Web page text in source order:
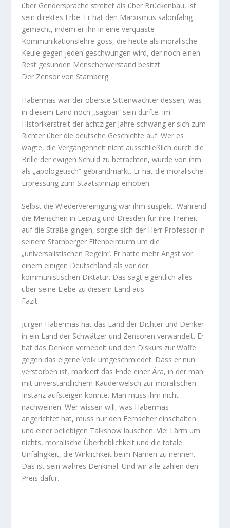
über Gendersprache streitet als über Brückenbau, ist
sein direktes Erbe. Er hat den Marxismus salonfähig
gemacht, indem er ihn in eine verquaste
Kommunikationslehre goss, die heute als moralische
Keule gegen jeden geschwungen wird, der noch einen
Rest gesunden Menschenverstand besitzt.
Der Zensor von Starnberg
Habermas war der oberste Sittenwächter dessen, was
in diesem Land noch „sagbar“ sein durfte. Im
Historikerstreit der achtziger Jahre schwang er sich zum
Richter über die deutsche Geschichte auf. Wer es
wagte, die Vergangenheit nicht ausschließlich durch die
Brille der ewigen Schuld zu betrachten, wurde von ihm
als „apologetisch“ gebrandmarkt. Er hat die moralische
Erpressung zum Staatsprinzip erhoben.
Selbst die Wiedervereinigung war ihm suspekt. Während
die Menschen in Leipzig und Dresden für ihre Freiheit
auf die Straße gingen, sorgte sich der Herr Professor in
seinem Starnberger Elfenbeinturm um die
„universalistischen Regeln“. Er hatte mehr Angst vor
einem einigen Deutschland als vor der
kommunistischen Diktatur. Das sagt eigentlich alles
über seine Liebe zu diesem Land aus.
Fazit
Jürgen Habermas hat das Land der Dichter und Denker
in ein Land der Schwätzer und Zensoren verwandelt. Er
hat das Denken vernebelt und den Diskurs zur Waffe
gegen das eigene Volk umgeschmiedet. Dass er nun
verstorben ist, markiert das Ende einer Ära, in der man
mit unverständlichem Kauderwelsch zur moralischen
Instanz aufsteigen konnte. Man muss ihm nicht
nachweinen. Wer wissen will, was Habermas
angerichtet hat, muss nur den Fernseher einschalten
und einer beliebigen Talkshow lauschen: Viel Lärm um
nichts, moralische Überheblichkeit und die totale
Unfähigkeit, die Wirklichkeit beim Namen zu nennen.
Das ist sein wahres Denkmal. Und wir alle zahlen den
Preis dafür.